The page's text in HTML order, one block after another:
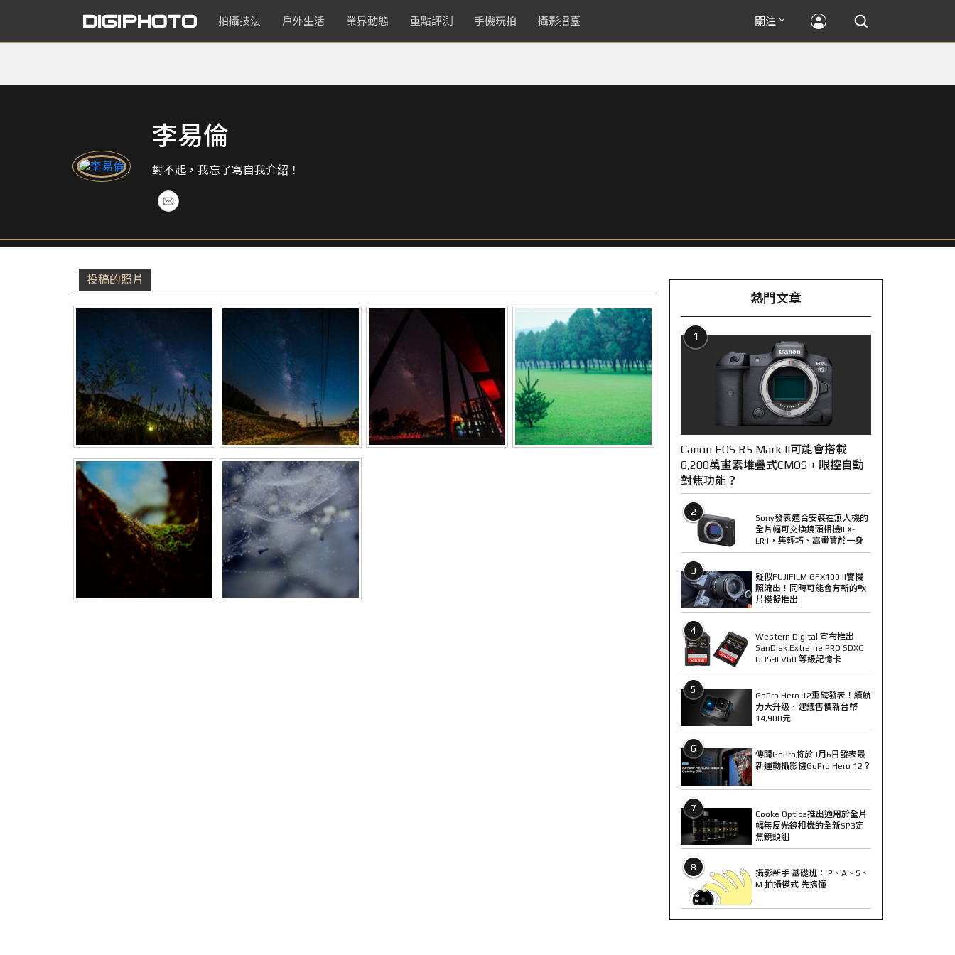
拍攝技法 戶外生活 業界動態 重點評測 手機玩拍 攝影擂臺 關注
李易倫
對不起，我忘了寫自我介紹！
投稿的照片
熱門文章
1
Canon EOS R5 Mark II可能會搭載
6,200萬畫素堆疊式CMOS + 眼控自動
對焦功能？
2
Sony發表適合安裝在無人機的
全片幅可交換鏡頭相機ILX-
LR1，集輕巧、高畫質於一身
3
疑似FUJIFILM GFX100 II實機
照流出！同時可能會有新的軟
片模擬推出
4
Western Digital 宣布推出
SanDisk Extreme PRO SDXC
UHS-II V60 等級記憶卡
5
GoPro Hero 12重磅發表！續航
力大升級，建議售價新台幣
14,900元
6
傳聞GoPro將於9月6日發表最
新運動攝影機GoPro Hero 12？
7
Cooke Optics推出適用於全片
幅無反光鏡相機的全新SP3定
焦鏡頭組
8
攝影新手 基礎班： P、A、S、
M 拍攝模式 先搞懂